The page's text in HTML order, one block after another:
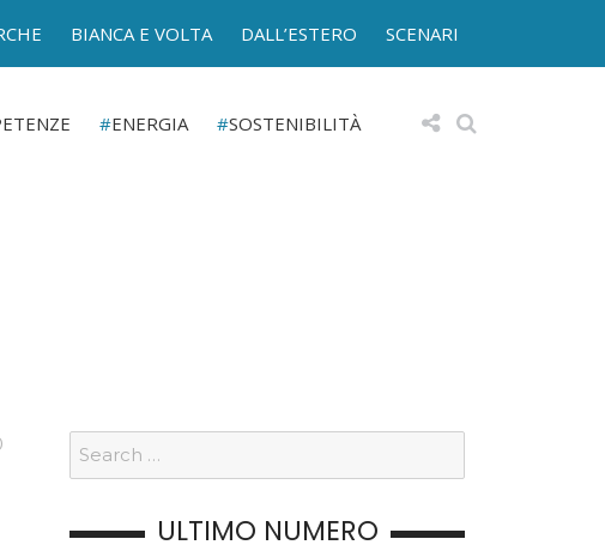
BIANCA E VOLTA DALL’ESTERO SCENARI
ENERGIA SOSTENIBILITÀ
ULTIMO NUMERO